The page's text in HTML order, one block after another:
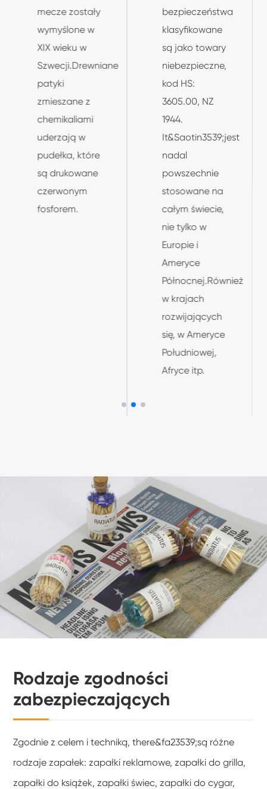
bezpieczeństwa
klasyfikowane
są jako towary
niebezpieczne,
kod HS:
3605.00, NZ
1944.
It&Saotin3539;jest
nadal
powszechnie
stosowane na
całym świecie,
mecze są
wymyślone w
Chinach,
podczas pięciu
dynastii i
Dziesięciu
Królestw (AD
907 28211960),
książka o
nazwie
"Records of the
Unworldly" i
"Strange"
napisana przez
chińskiego
pisarza Tao Gu
w około 950.
Rodzaje zgodności
zabezpieczających
Zgodnie z celem i techniką, there&fa23539;są różne
rodzaje zapałek: zapałki reklamowe, zapałki do grilla,
zapałki do książek, zapałki świec, zapałki do cygar,